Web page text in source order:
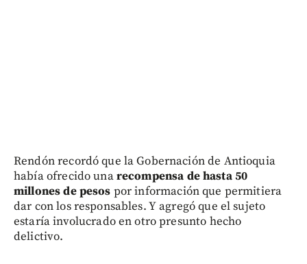
Rendón recordó que la Gobernación de Antioquia
había ofrecido unarecompensa de hasta 50
millones de pesos por información que permitiera
dar con los responsables. Y agregó que el sujeto
estaría involucrado en otro presunto hecho
delictivo.